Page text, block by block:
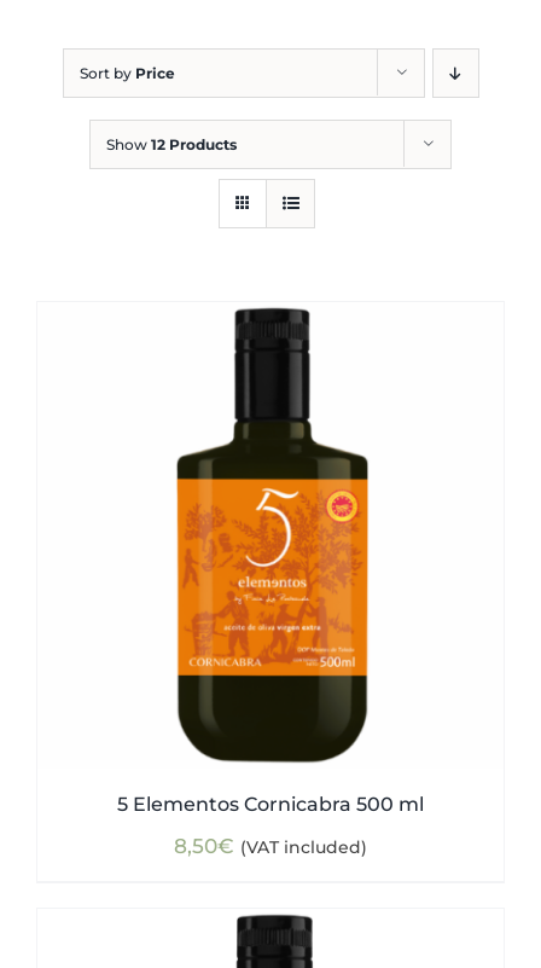
Sort by Price
Show 12 Products
5 Elementos Cornicabra 500 ml
8,50€ (VAT included)